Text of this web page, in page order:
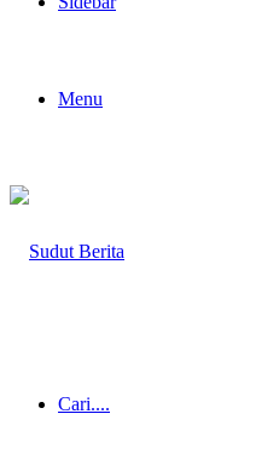
Menu
Cari....